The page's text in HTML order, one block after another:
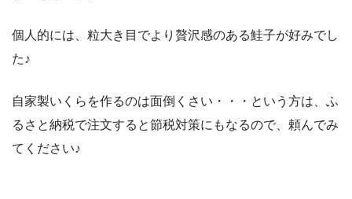
個人的には、粒大き目でより贅沢感のある鮭子が好みでし
た♪
自家製いくらを作るのは面倒くさい・・・という方は、ふ
るさと納税で注文すると節税対策にもなるので、頼んでみ
てください♪